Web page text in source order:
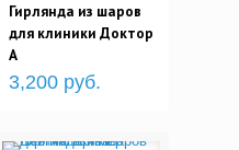
Гирлянда из шаров
для клиники Доктор
А
3,200 руб.